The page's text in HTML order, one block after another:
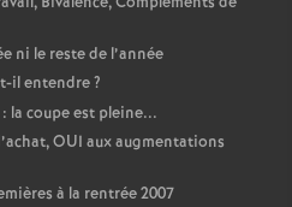
g
r
é
ni le reste de l’année
il entendre?
la coupe est pleine...
OUI aux augmentations
à la rentrée 2007